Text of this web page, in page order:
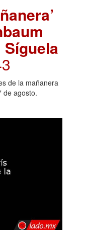
de la mañanera
de agosto.